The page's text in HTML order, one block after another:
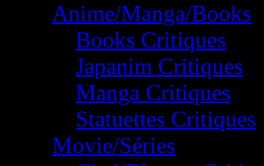
Anime/Manga/Books
Books Critiques
Japanim Critiques
Manga Critiques
Statuettes Critiques
Movie/Séries